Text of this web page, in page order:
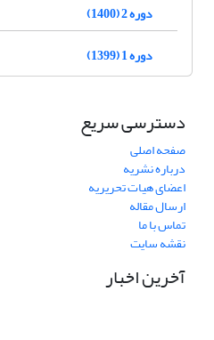
دوره 2 (1400)
دوره 1 (1399)
دسترسی سریع
صفحه اصلی
درباره نشریه
اعضای هیات تحریریه
ارسال مقاله
تماس با ما
نقشه سایت
آخرین اخبار